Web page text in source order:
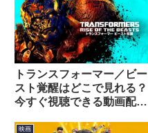
トランスフォーマー／ビー
スト覚醒はどこで見れる？
今すぐ視聴できる動画配信
映画